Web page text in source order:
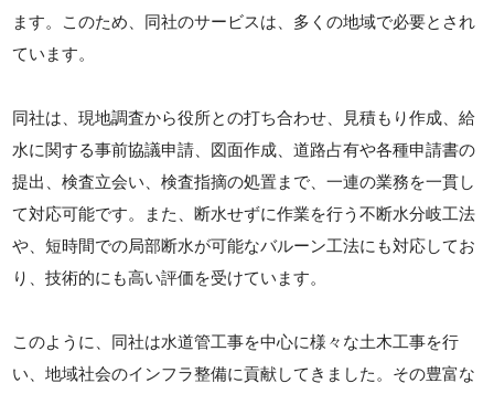
ます。このため、同社のサービスは、多くの地域で必要とされ
ています。
同社は、現地調査から役所との打ち合わせ、見積もり作成、給
水に関する事前協議申請、図面作成、道路占有や各種申請書の
提出、検査立会い、検査指摘の処置まで、一連の業務を一貫し
て対応可能です。また、断水せずに作業を行う不断水分岐工法
や、短時間での局部断水が可能なバルーン工法にも対応してお
り、技術的にも高い評価を受けています。
このように、同社は水道管工事を中心に様々な土木工事を行
い、地域社会のインフラ整備に貢献してきました。その豊富な